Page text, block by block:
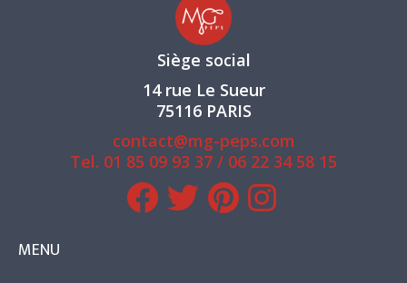
Siège social
14 rue Le Sueur
75116 PARIS
contact@mg-peps.com
Tel. 01 85 09 93 37 / 06 22 34 58 15
MENU